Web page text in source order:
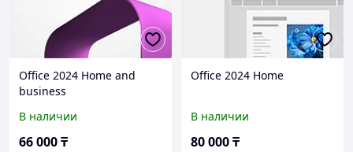
Office 2024 Home and
business
В наличии
66 000₸
Office 2024 Home
В наличии
80 000₸